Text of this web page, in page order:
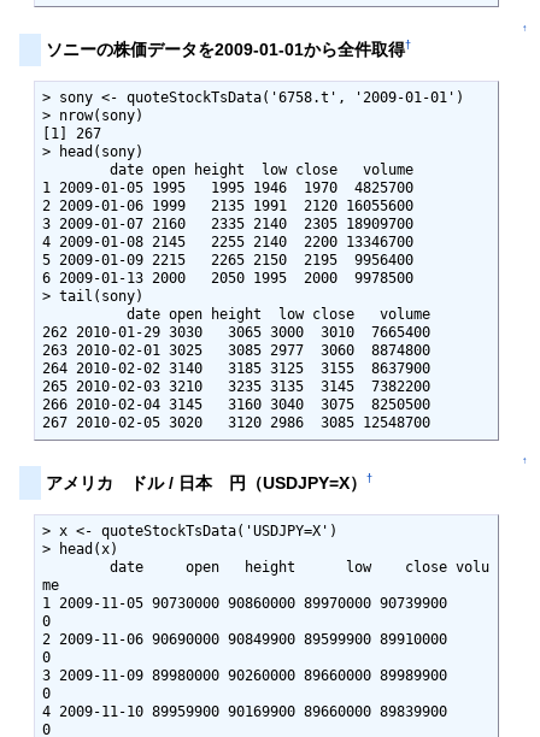
↑
ソニーの株価データを2009-01-01から全件取得†
> sony <- quoteStockTsData('6758.t', '2009-01-01')
> nrow(sony)
[1] 267
> head(sony)
1 2009-01-05 1995   1995 1946  1970  4825700
2 2009-01-06 1999   2135 1991  2120 16055600
3 2009-01-07 2160   2335 2140  2305 18909700
4 2009-01-08 2145   2255 2140  2200 13346700
5 2009-01-09 2215   2265 2150  2195  9956400
6 2009-01-13 2000   2050 1995  2000  9978500
> tail(sony)
262 2010-01-29 3030   3065 3000  3010  7665400
263 2010-02-01 3025   3085 2977  3060  8874800
264 2010-02-02 3140   3185 3125  3155  8637900
265 2010-02-03 3210   3235 3135  3145  7382200
266 2010-02-04 3145   3160 3040  3075  8250500
267 2010-02-05 3020   3120 2986  3085 12548700
↑
アメリカ ドル / 日本 円（USDJPY=X）†
> x <- quoteStockTsData('USDJPY=X')
> head(x)
me
1 2009-11-05 90730000 90860000 89970000 90739900
0
2 2009-11-06 90690000 90849900 89599900 89910000
0
3 2009-11-09 89980000 90260000 89660000 89989900
0
4 2009-11-10 89959900 90169900 89660000 89839900
0